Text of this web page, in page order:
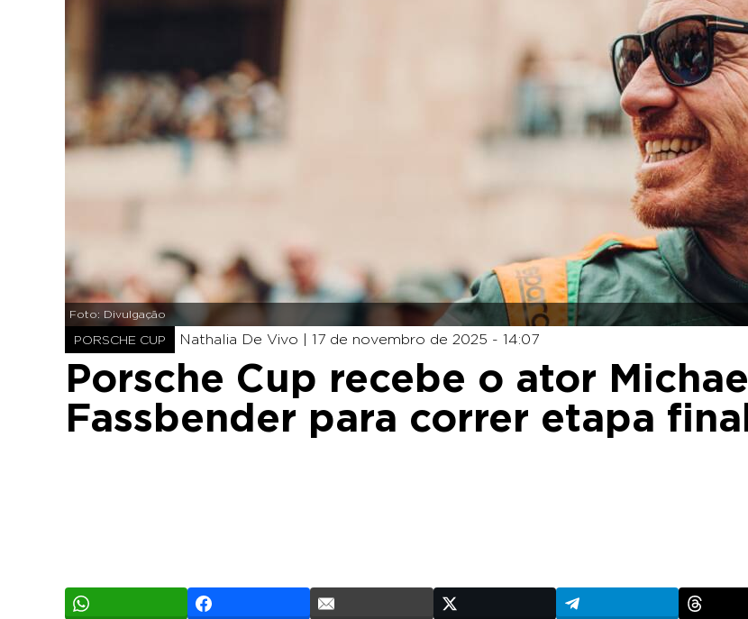
Foto: Divulgação
PORSCHE CUP Nathalia De Vivo | 17 de novembro de 2025 - 14:07
Porsche Cup recebe o ator Michael
Fassbender para correr etapa final